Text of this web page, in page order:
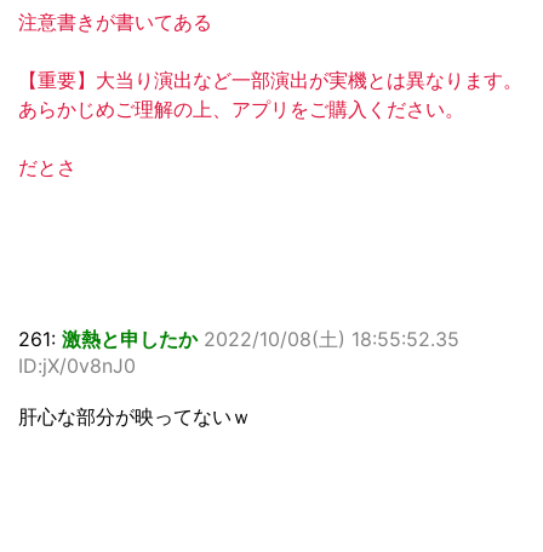
注意書きが書いてある
【重要】大当り演出など一部演出が実機とは異なります。
あらかじめご理解の上、アプリをご購入ください。
だとさ
261: 激熱と申したか 2022/10/08(土) 18:55:52.35
ID:jX/0v8nJ0
肝心な部分が映ってないｗ